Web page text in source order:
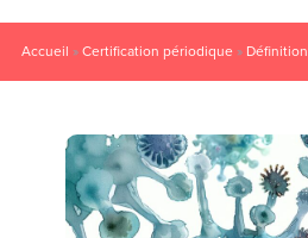
Accueil »Certification périodique » Définition